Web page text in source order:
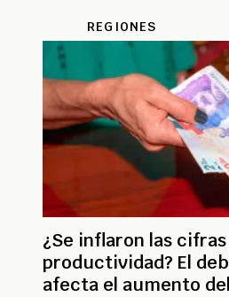
REGIONES
¿Se inflaron las
productividad? El
afecta el aumento